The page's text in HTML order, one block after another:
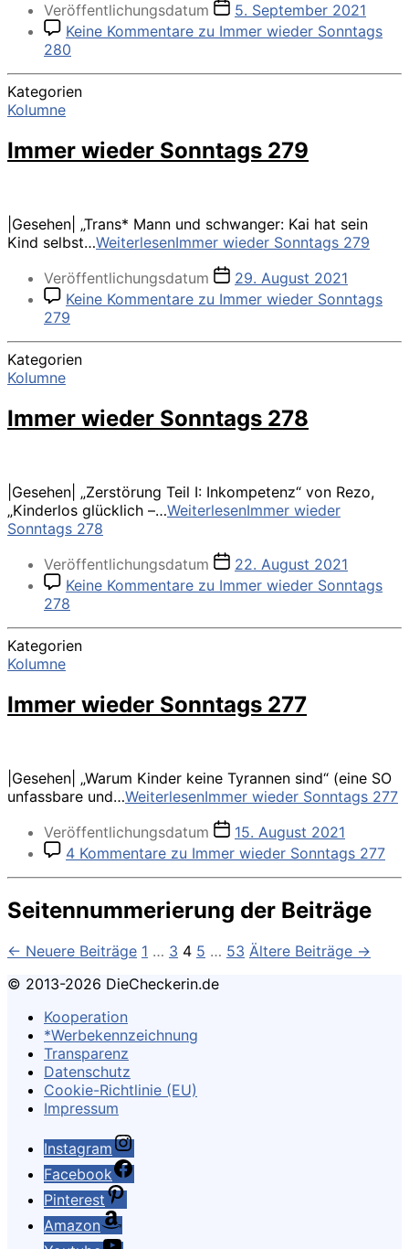
Veröffentlichungsdatum
5. September 2021
Keine Kommentare zu Immer wieder Sonntags
280
Kategorien
Kolumne
Immer wieder Sonntags 279
|Gesehen| „Trans* Mann und schwanger: Kai hat sein
Kind selbst…WeiterlesenImmer wieder Sonntags 279
Veröffentlichungsdatum
29. August 2021
Keine Kommentare zu Immer wieder Sonntags
279
Kategorien
Kolumne
Immer wieder Sonntags 278
|Gesehen| „Zerstörung Teil I: Inkompetenz“ von Rezo,
„Kinderlos glücklich –…WeiterlesenImmer wieder
Sonntags 278
Veröffentlichungsdatum
22. August 2021
Keine Kommentare zu Immer wieder Sonntags
278
Kategorien
Kolumne
Immer wieder Sonntags 277
|Gesehen| „Warum Kinder keine Tyrannen sind“ (eine SO
unfassbare und…WeiterlesenImmer wieder Sonntags 277
Veröffentlichungsdatum
15. August 2021
4 Kommentare zu Immer wieder Sonntags 277
Seitennummerierung der Beiträge
← Neuere Beiträge 1 … 3 4 5 … 53 Ältere Beiträge →
© 2013-2026 DieCheckerin.de
Kooperation
*Werbekennzeichnung
Transparenz
Datenschutz
Cookie-Richtlinie (EU)
Impressum
Instagram
Facebook
Pinterest
Amazon